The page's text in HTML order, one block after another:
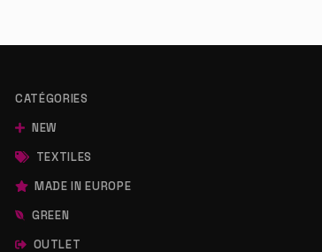
CATÉGORIES
NEW
TEXTILES
MADE IN EUROPE
GREEN
OUTLET